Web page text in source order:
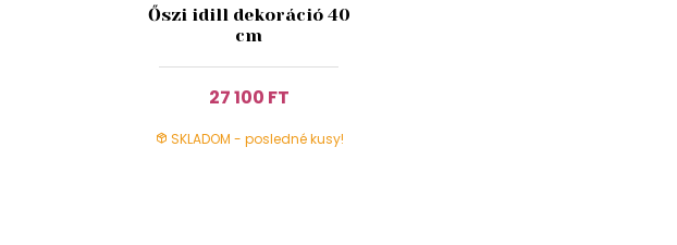
Őszi idill dekoráció 40
cm
27 100 FT
SKLADOM - posledné kusy!